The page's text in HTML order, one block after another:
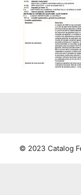
© 2023 Catalog